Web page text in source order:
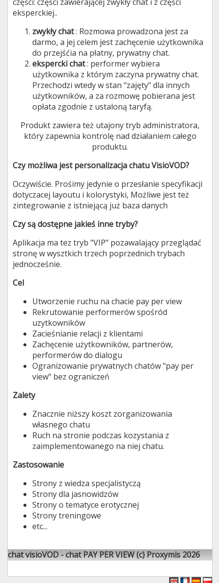
eksperckiej..
zwykły chat: Rozmowa prowadzona jest za
darmo, a jej celem jest zachęcenie użytkownika
do przejśćia na płatny, prywatny chat.
ekspercki chat: performer wybiera
użytkownika z którym zaczyna prywatny chat.
Przechodzi wtedy w stan "zajęty" dla innych
użytkowników, a za rozmowę pobierana jest
opłata zgodnie z ustaloną taryfą.
Produkt zawiera też utajony tryb administratora,
który zapewnia kontrolę nad działaniem całego
produktu.
Czy możliwa jest personalizacja chatu VisioVOD?
Oczywiście. Prośimy jedynie o przesłanie specyfikacji
dotyczacej layoutu i kolorystyki, Możliwe jest też
zintegrowanie z istniejącą już baza danych
Czy są dostępne jakieś inne tryby?
Aplikacja ma tez tryb "VIP" pozawalający przeglądać
stronę w wysztkich trzech poprzednich trybach
jednocześnie.
Cel
Utworzenie ruchu na chacie pay per view
Rekrutowanie performerów spośród
uzytkowników
Zacieśnianie relacji z klientami
Zachęcenie użytkowników, partnerów,
performerów do dialogu
Ogranizowanie prywatnych chatów "pay per
view" bez ograniczeń
Zalety
Znacznie niższy koszt zorganizowania
własnego chatu
Ruch na stronie podczas kozystania z
zaimplementowanego na niej chatu.
Zastosowanie
Strony z wiedza specjalistyczą
Strony dla jasnowidzów
Strony o tematyce erotycznej
Strony treningowe
etc...
chat visioVOD - chat PAY PER VIEW (c) Proxymis 2026